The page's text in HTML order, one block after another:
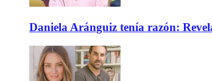
Daniela Aránguiz tenía razón: